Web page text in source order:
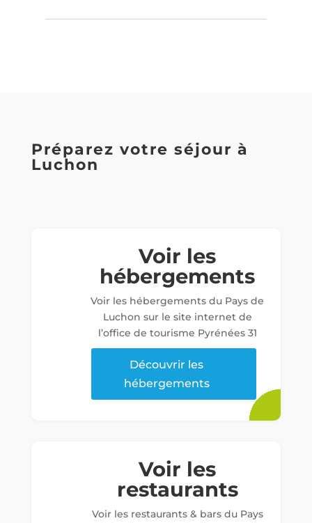
Préparez votre séjour à
Luchon
Voir les
hébergements
Voir les hébergements du Pays de
Luchon sur le site internet de
l’office de tourisme Pyrénées 31
Découvrir les
hébergements
Voir les
restaurants
Voir les restaurants & bars du Pays